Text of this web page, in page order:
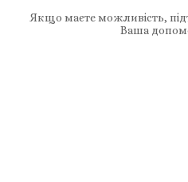
Якщо маєте можливість,
Ваша